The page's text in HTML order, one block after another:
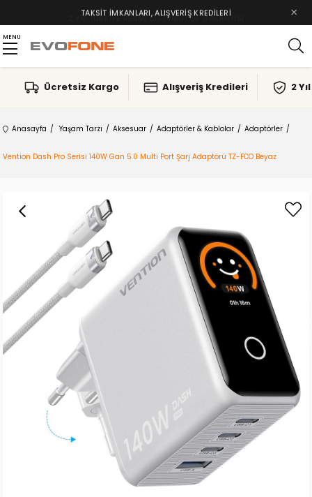
TAKSIT İMKANLARI, ALIŞVERIŞ KREDILERI ×
MENU
Ücretsiz Kargo Alışveriş Kredileri 2
Anasayfa Yaşam Tarzı Aksesuar Adaptörler & Kablolar Adaptörler
Vention Dash Pro Serisi 140W Gan 5.0 Multi Port Şarj Adaptörü TZ-FCO Beyaz